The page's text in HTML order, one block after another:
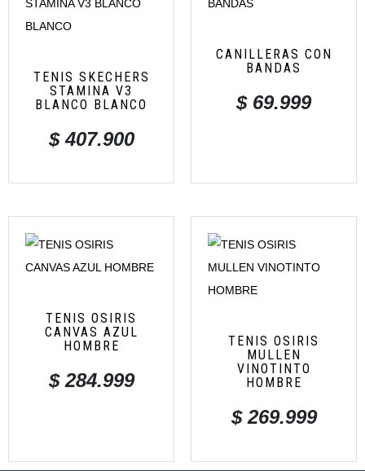
TENIS SKECHERS
STAMINA V3
BLANCO BLANCO
$407.900
CANILLERAS CON
BANDAS
$69.999
TENIS OSIRIS
CANVAS AZUL
HOMBRE
$284.999
TENIS OSIRIS
MULLEN
VINOTINTO
HOMBRE
$269.999